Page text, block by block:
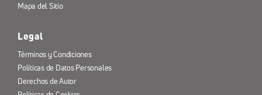
Mapa del Sitio
Legal
Términos y Condiciones
Políticas de Datos Personales
Derechos de Autor